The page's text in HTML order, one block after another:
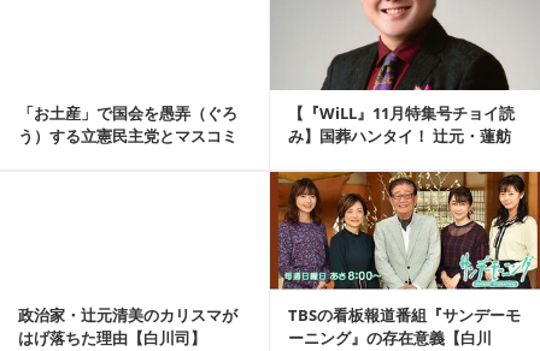
「お土産」で国会を愚弄（ぐろ
う）する立憲民主党とマスコミ
【『WiLL』11月特集号チョイ読
み】国葬ハンタイ！ 辻元・蓮舫
政治家・辻元清美のカリスマが
はげ落ちた理由【白川司】
TBSの看板報道番組『サンデーモ
ーニング』の存在意義【白川